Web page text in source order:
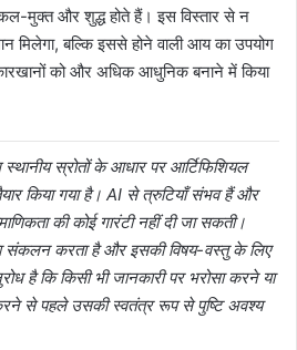
मुक्त और शुद्ध होते हैं। इस विस्तार से न
मिलेगा, बल्कि इससे होने वाली आय का उपयोग
को और अधिक आधुनिक बनाने में किया
स्रोतों के आधार पर आर्टिफिशियल
किया गया है। AI से त्रुटियाँ संभव हैं और
की कोई गारंटी नहीं दी जा सकती।
करता है और इसकी विषय-वस्तु के लिए
है कि किसी भी जानकारी पर भरोसा करने या
से पहले उसकी स्वतंत्र रूप से पुष्टि अवश्य